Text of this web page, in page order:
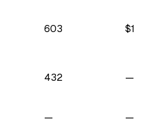
603 $1
432 —
— —